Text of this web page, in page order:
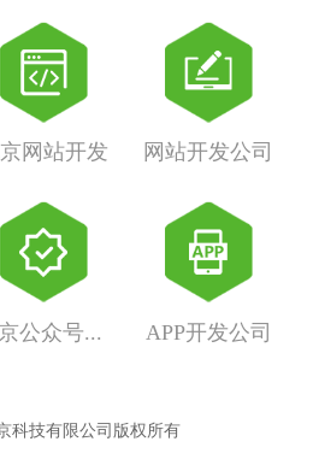
网站开发 网站开发公司
APP开发公司
科技有限公司版权所有